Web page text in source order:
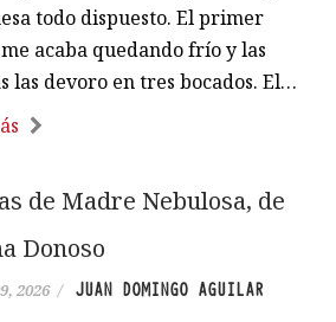
todo dispuesto. El primer
acaba quedando frío y las
las devoro en tres bocados. El…
de Madre Nebulosa, de
Donoso
2026 / JUAN DOMINGO AGUILAR